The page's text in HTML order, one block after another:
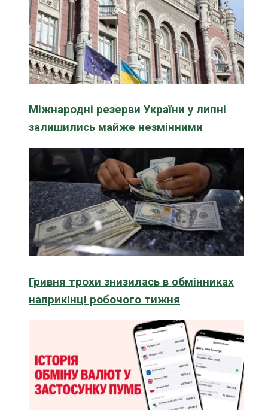
Міжнародні резерви України у липні
залишились майже незмінними
Гривня трохи знизилась в обмінниках
наприкінці робочого тижня